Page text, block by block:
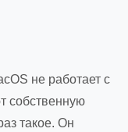
не работает с
собственную
такое. Он